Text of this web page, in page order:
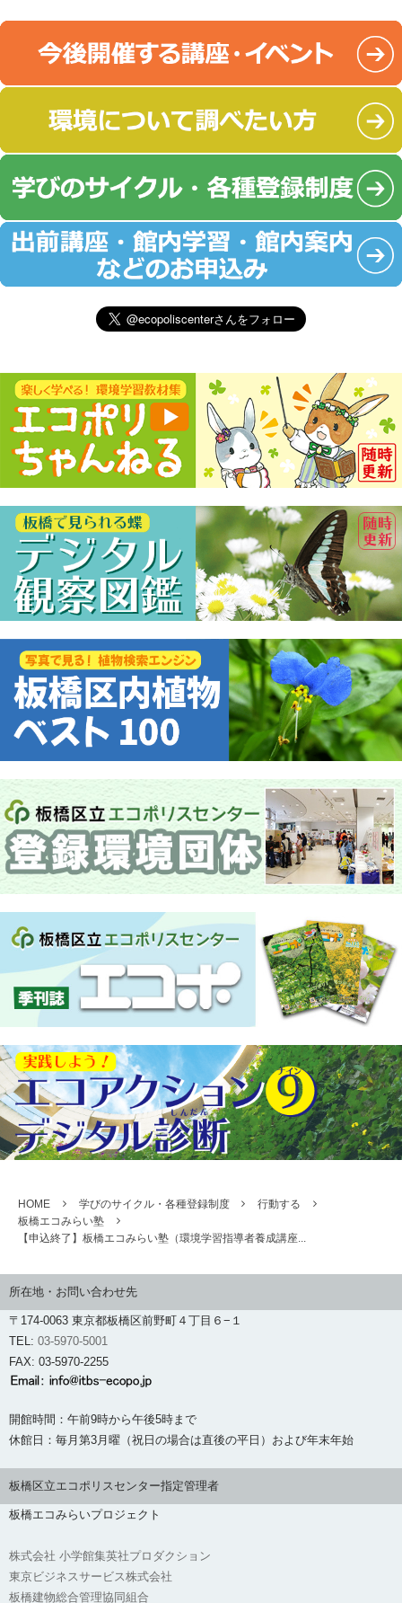
HOME 学びのサイクル・各種登録制度
行動する
板橋エコみらい塾
【申込終了】板橋エコみらい塾（環境学習指導者養成講座...
所在地・お問い合わせ先
〒174-0063 東京都板橋区前野町４丁目６−１
TEL: 03-5970-5001
FAX: 03-5970-2255
開館時間：午前9時から午後5時まで
休館日：毎月第3月曜（祝日の場合は直後の平日）および年末年始
板橋区立エコポリスセンター指定管理者
板橋エコみらいプロジェクト
株式会社 小学館集英社プロダクション
東京ビジネスサービス株式会社
板橋建物総合管理協同組合